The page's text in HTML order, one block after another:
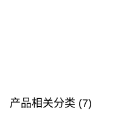
3. 詳情請瀏覽 Atome 官網或參閱
产品相关分类 (7)